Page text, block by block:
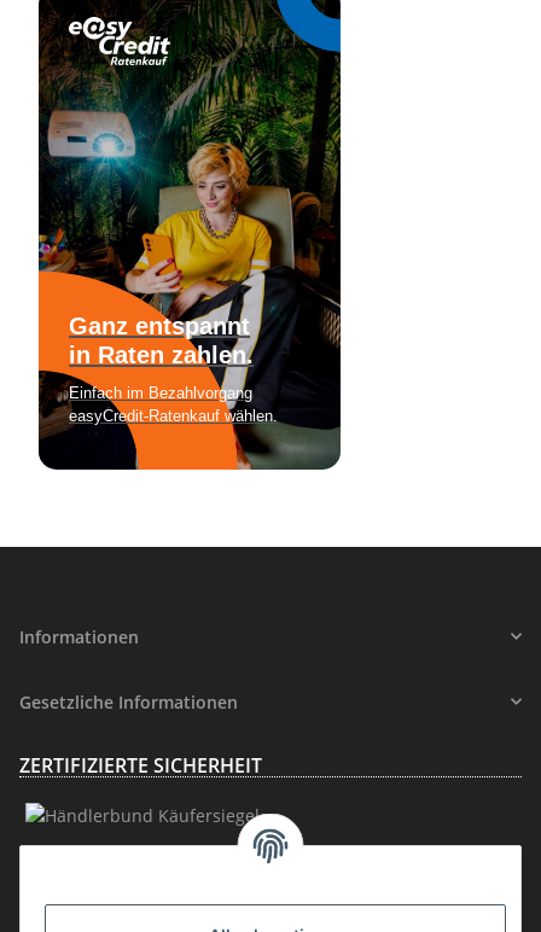
Informationen
Gesetzliche Informationen
ZERTIFIZIERTE SICHERHEIT